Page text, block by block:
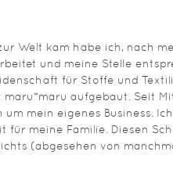
Welt kam habe ich, nach
und meine Stelle
für Stoffe und
aufgebaut. Seit
um mein eigenes Business.
für meine Familie. Diesen
(abgesehen von